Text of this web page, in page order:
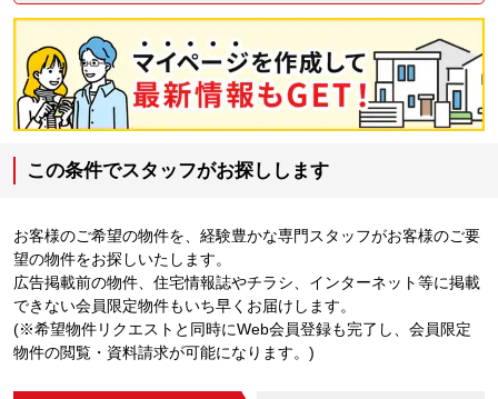
この条件でスタッフがお探しします
お客様のご希望の物件を、経験豊かな専門スタッフがお客様のご要
望の物件をお探しいたします。
広告掲載前の物件、住宅情報誌やチラシ、インターネット等に掲載
できない会員限定物件もいち早くお届けします。
(※希望物件リクエストと同時にWeb会員登録も完了し、会員限定
物件の閲覧・資料請求が可能になります。)